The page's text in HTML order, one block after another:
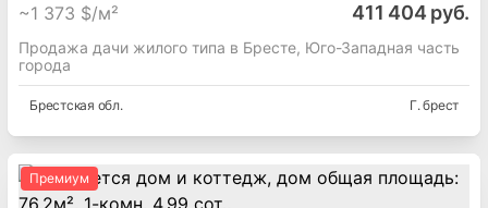
~1 373 $/м² 411 404 руб.
Продажа дачи жилого типа в Бресте, Юго-Западная часть
города
Брестская обл. Г. брест
Премиум